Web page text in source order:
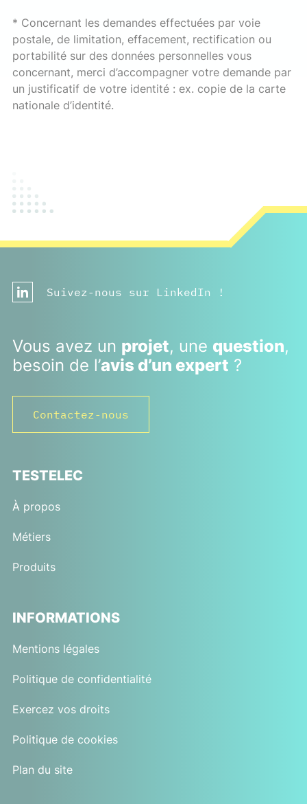
* Concernant les demandes effectuées par voie
postale, de limitation, effacement, rectification ou
portabilité sur des données personnelles vous
concernant, merci d’accompagner votre demande par
un justificatif de votre identité : ex. copie de la carte
nationale d’identité.
Suivez-nous sur LinkedIn !
Vous avez un projet, une question,
besoin de l’avis d’un expert ?
Contactez-nous
TESTELEC
À propos
Métiers
Produits
INFORMATIONS
Mentions légales
Politique de confidentialité
Exercez vos droits
Politique de cookies
Plan du site